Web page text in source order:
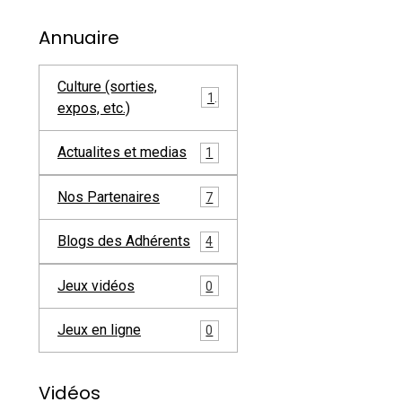
Annuaire
Culture (sorties,
expos, etc.)
Actualites et medias 1
Nos Partenaires 7
Blogs des Adhérents 4
Jeux vidéos 0
Jeux en ligne 0
Vidéos